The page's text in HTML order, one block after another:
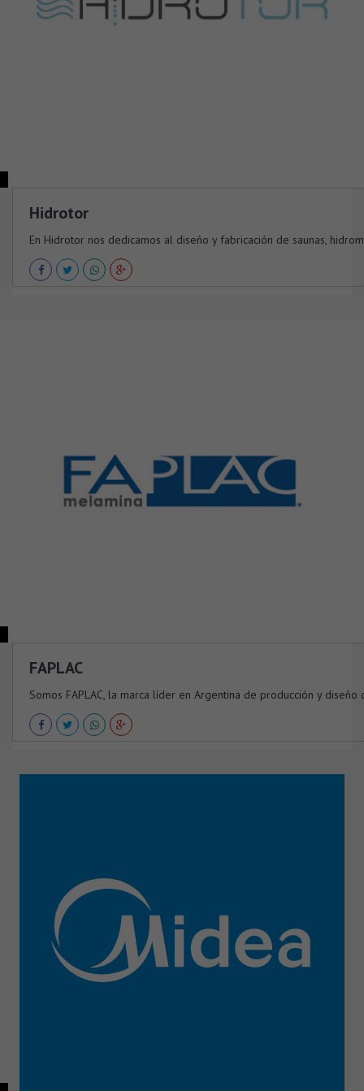
Hidrotor
En Hidrotor nos dedicamos al diseño y fabricación de saunas,
FAPLAC
Somos FAPLAC, la marca líder en Argentina de producción y diseño